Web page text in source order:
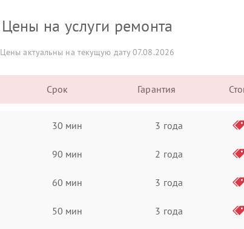
Цены на услуги ремонта
Цены актуальны на текущую дату 07.08.2026
Срок Гарантия
30 мин 3 года
90 мин 2 года
60 мин 3 года
50 мин 3 года